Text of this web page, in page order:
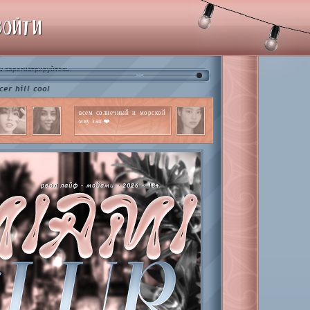
реал лайф - майами - 2026 - 18+
всем солнечный и морской
мяу заи ❤️
зарегистрируйтесь.